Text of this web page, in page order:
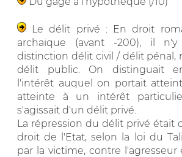
Le délit privé : En droit
archaïque (avant -200), il
distinction délit civil / délit pénal,
délit public. On distinguait
l'intérêt auquel on portait
atteinte à un intérêt
s'agissait d'un délit privé.
La répression du délit privé était
droit de l'Etat, selon la loi du
par la victime, contre l'agresseur